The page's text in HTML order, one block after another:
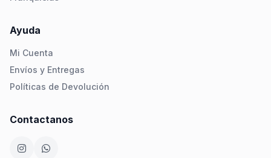
Ayuda
Mi Cuenta
Envíos y Entregas
Políticas de Devolución
Contactanos